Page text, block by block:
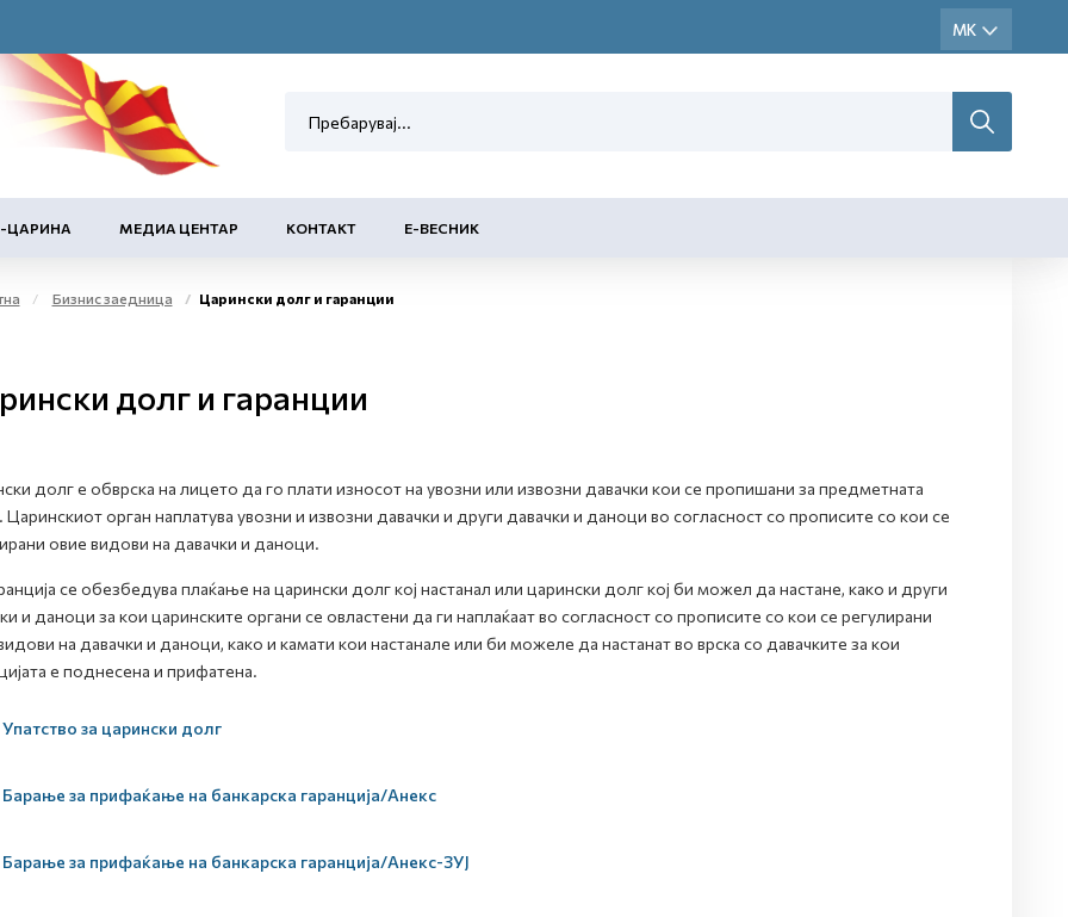
ЦАРИНА МЕДИА ЦЕНТАР КОНТАКТ Е-ВЕСНИК
Бизнис заедница Царински долг и гаранции
долг и гаранции
долг е обврска на лицето да го плати износот на увозни или извозни давачки кои се пропишани за предметната
Царинскиот орган наплатува увозни и извозни давачки и други давачки и даноци во согласност со прописите со кои се
овие видови на давачки и даноци.
се обезбедува плаќање на царински долг кој настанал или царински долг кој би можел да настане, како и други
и даноци за кои царинските органи се овластени да ги наплаќаат во согласност со прописите со кои се регулирани
на давачки и даноци, како и камати кои настанале или би можеле да настанат во врска со давачките за кои
е поднесена и прифатена.
Упатство за царински долг
Барање за прифаќање на банкарска гаранција/Анекс
Барање за прифаќање на банкарска гаранција/Анекс-ЗУЈ